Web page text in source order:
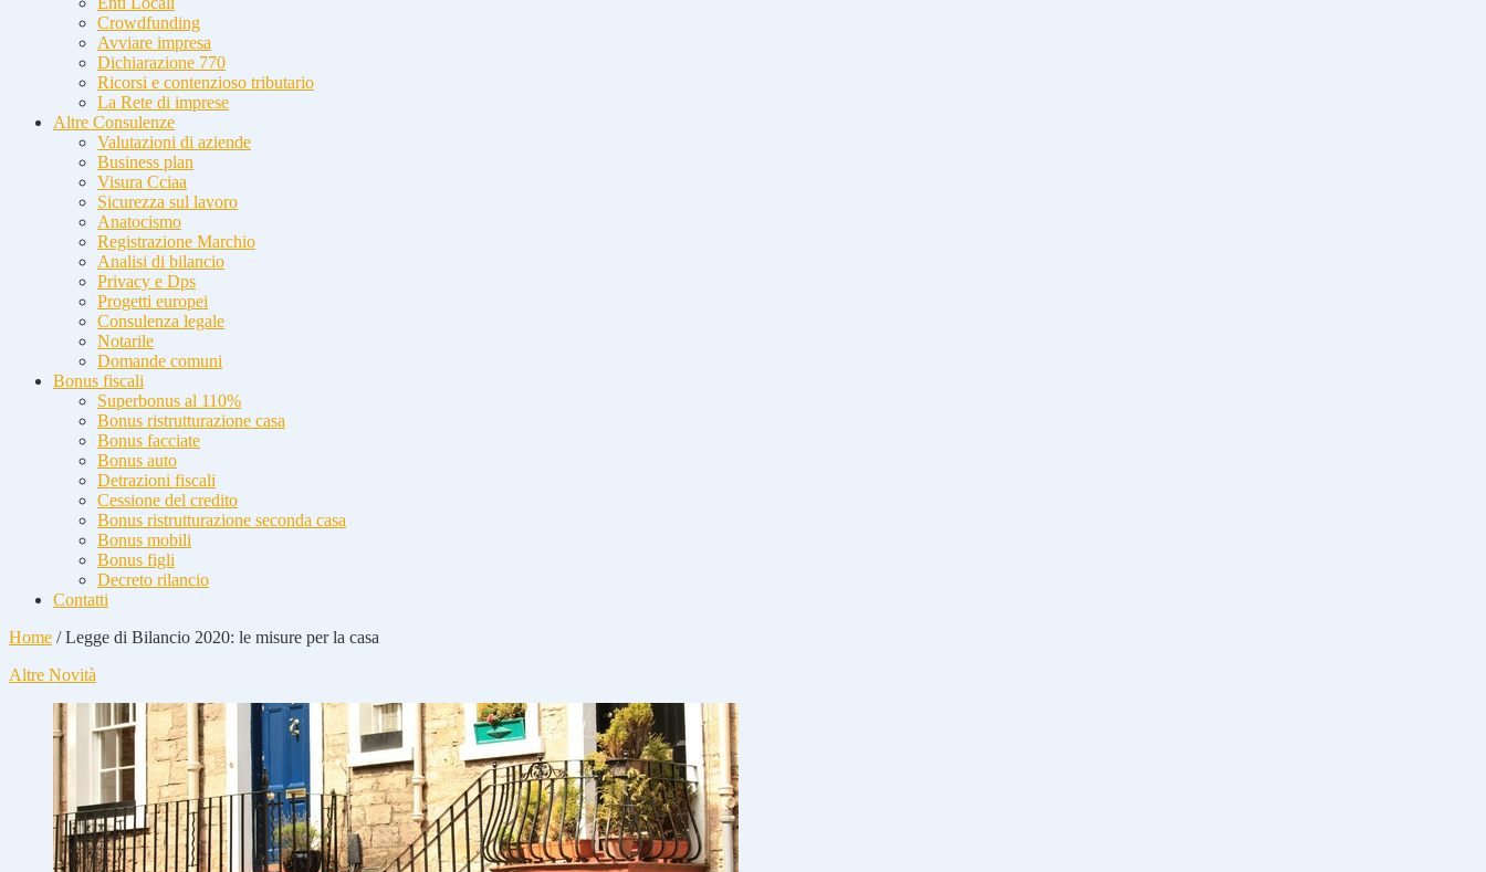
Crowdfunding
Avviare impresa
Dichiarazione 770
Ricorsi e contenzioso tributario
La Rete di imprese
Altre Consulenze
Valutazioni di aziende
Business plan
Visura Cciaa
Sicurezza sul lavoro
Anatocismo
Registrazione Marchio
Analisi di bilancio
Privacy e Dps
Progetti europei
Consulenza legale
Notarile
Domande comuni
Bonus fiscali
Superbonus al 110%
Bonus ristrutturazione casa
Bonus facciate
Bonus auto
Detrazioni fiscali
Cessione del credito
Bonus ristrutturazione seconda casa
Bonus mobili
Bonus figli
Decreto rilancio
Contatti
Home /Legge di Bilancio 2020: le misure per la casa
Altre Novità